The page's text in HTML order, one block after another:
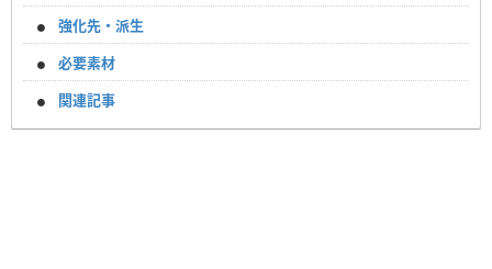
強化先・派生
必要素材
関連記事